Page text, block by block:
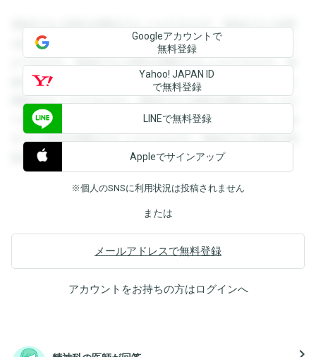
登録すると回答を閲覧することができます。登録すると回答
を閲覧することができます。登録すると回答を閲覧すること
ができます。登録すると回答を閲覧することができます。登
録すると回答を閲覧することができます。登録すると回答を
閲覧することができます。登録すると回答を閲覧することが
できます。登録すると回答を閲覧することができます。登録
すると回答を閲覧することができます。登録すると回答を閲
覧することができます。
Googleアカウントで
無料登録
Yahoo! JAPAN ID
で無料登録
LINEで無料登録
Appleでサインアップ
※個人のSNSに利用状況は投稿されません
または
メールアドレスで無料登録
アカウントをお持ちの方はログインへ